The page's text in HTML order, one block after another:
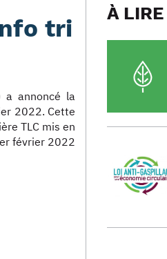
tri
a annoncé la
2022. Cette
TLC mis en
février 2022
À